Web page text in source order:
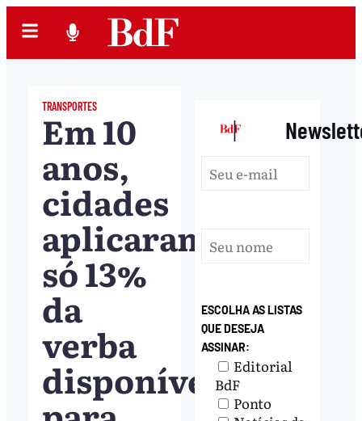
TRANSPORTES
Em 10
anos,
cidades
aplicaram
só 13%
da
verba
disponível
|
ESCOLHA AS LISTAS
QUE DESEJA
ASSINAR:
Editorial
BdF
Ponto